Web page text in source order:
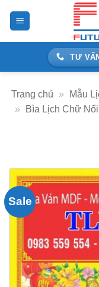
TƯ
Trang chủ » Mẫu
»
Bìa Lịch Chữ Nổi
Sale